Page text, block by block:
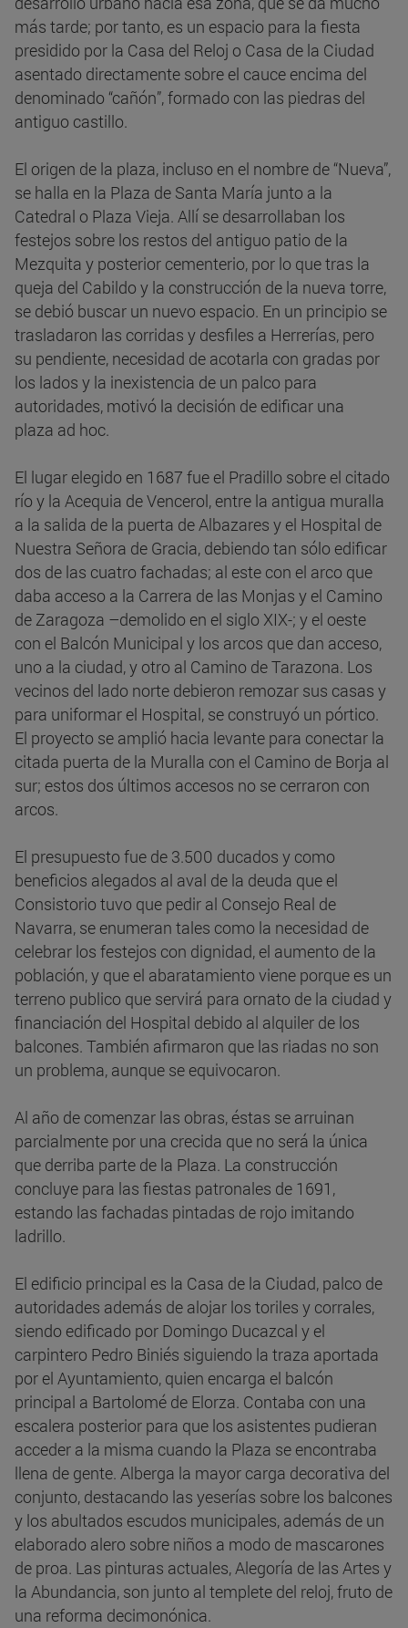
más tarde; por tanto, es un espacio para la fiesta
presidido por la Casa del Reloj o Casa de la Ciudad
asentado directamente sobre el cauce encima del
denominado “cañón”, formado con las piedras del
antiguo castillo.
El origen de la plaza, incluso en el nombre de “Nueva”,
se halla en la Plaza de Santa María junto a la
Catedral o Plaza Vieja. Allí se desarrollaban los
festejos sobre los restos del antiguo patio de la
Mezquita y posterior cementerio, por lo que tras la
queja del Cabildo y la construcción de la nueva torre,
se debió buscar un nuevo espacio. En un principio se
trasladaron las corridas y desfiles a Herrerías, pero
su pendiente, necesidad de acotarla con gradas por
los lados y la inexistencia de un palco para
autoridades, motivó la decisión de edificar una
plaza ad hoc.
El lugar elegido en 1687 fue el Pradillo sobre el citado
río y la Acequia de Vencerol, entre la antigua muralla
a la salida de la puerta de Albazares y el Hospital de
Nuestra Señora de Gracia, debiendo tan sólo edificar
dos de las cuatro fachadas; al este con el arco que
daba acceso a la Carrera de las Monjas y el Camino
de Zaragoza –demolido en el siglo XIX-; y el oeste
con el Balcón Municipal y los arcos que dan acceso,
uno a la ciudad, y otro al Camino de Tarazona. Los
vecinos del lado norte debieron remozar sus casas y
para uniformar el Hospital, se construyó un pórtico.
El proyecto se amplió hacia levante para conectar la
citada puerta de la Muralla con el Camino de Borja al
sur; estos dos últimos accesos no se cerraron con
arcos.
El presupuesto fue de 3.500 ducados y como
beneficios alegados al aval de la deuda que el
Consistorio tuvo que pedir al Consejo Real de
Navarra, se enumeran tales como la necesidad de
celebrar los festejos con dignidad, el aumento de la
población, y que el abaratamiento viene porque es un
terreno publico que servirá para ornato de la ciudad y
financiación del Hospital debido al alquiler de los
balcones. También afirmaron que las riadas no son
un problema, aunque se equivocaron.
Al año de comenzar las obras, éstas se arruinan
parcialmente por una crecida que no será la única
que derriba parte de la Plaza. La construcción
concluye para las fiestas patronales de 1691,
estando las fachadas pintadas de rojo imitando
ladrillo.
El edificio principal es la Casa de la Ciudad, palco de
autoridades además de alojar los toriles y corrales,
siendo edificado por Domingo Ducazcal y el
carpintero Pedro Biniés siguiendo la traza aportada
por el Ayuntamiento, quien encarga el balcón
principal a Bartolomé de Elorza. Contaba con una
escalera posterior para que los asistentes pudieran
acceder a la misma cuando la Plaza se encontraba
llena de gente. Alberga la mayor carga decorativa del
conjunto, destacando las yeserías sobre los balcones
y los abultados escudos municipales, además de un
elaborado alero sobre niños a modo de mascarones
de proa. Las pinturas actuales, Alegoría de las Artes y
la Abundancia, son junto al templete del reloj, fruto de
una reforma decimonónica.